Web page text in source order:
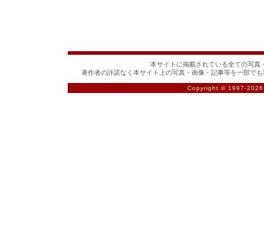
本サイトに掲載されている全ての写真
著作者の許諾なく本サイト上の写真・画像・記事等を一部で
Copyright © 1997-